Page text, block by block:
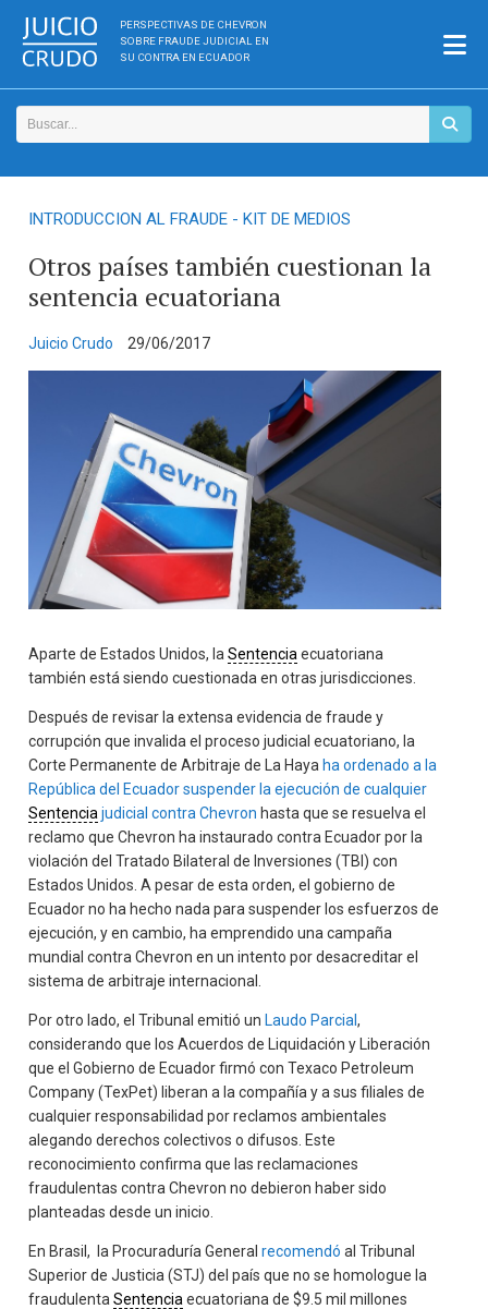
PERSPECTIVAS DE CHEVRON
SOBRE FRAUDE JUDICIAL EN
SU CONTRA EN ECUADOR
INTRODUCCION AL FRAUDE - KIT DE MEDIOS
Otros países también cuestionan la
sentencia ecuatoriana
Juicio Crudo 29/06/2017
Aparte de Estados Unidos, laSentencia ecuatoriana
también está siendo cuestionada en otras jurisdicciones.
Después de revisar la extensa evidencia de fraude y
corrupción que invalida el proceso judicial ecuatoriano, la
Corte Permanente de Arbitraje de La Haya ha ordenado a la
República del Ecuador suspender la ejecución de cualquier
Sentencia judicial contra Chevron hasta que se resuelva el
reclamo que Chevron ha instaurado contra Ecuador por la
violación del Tratado Bilateral de Inversiones (TBI) con
Estados Unidos. A pesar de esta orden, el gobierno de
Ecuador no ha hecho nada para suspender los esfuerzos de
ejecución, y en cambio, ha emprendido una campaña
mundial contra Chevron en un intento por desacreditar el
sistema de arbitraje internacional.
Por otro lado, el Tribunal emitió un Laudo Parcial,
considerando que los Acuerdos de Liquidación y Liberación
que el Gobierno de Ecuador firmó con Texaco Petroleum
Company (TexPet) liberan a la compañía y a sus filiales de
cualquier responsabilidad por reclamos ambientales
alegando derechos colectivos o difusos. Este
reconocimiento confirma que las reclamaciones
fraudulentas contra Chevron no debieron haber sido
planteadas desde un inicio.
En Brasil, la Procuraduría Generalrecomendó al Tribunal
Superior de Justicia (STJ) del país que no se homologue la
fraudulentaSentencia ecuatoriana de $9.5 mil millones